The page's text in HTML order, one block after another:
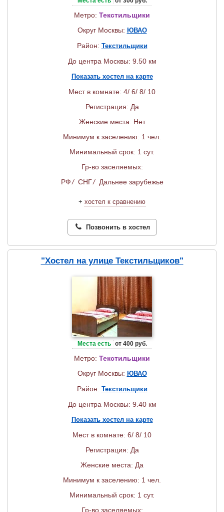
Метро: Текстильщики
Округ Москвы: ЮВАО
Район: Текстильщики
До центра Москвы: 9.50 км
Показать хостел на карте
Мест в комнате: 4/ 6/ 8/ 10
Регистрация: Да
Женские места: Нет
Минимум к заселению: 1 чел.
Минимальный срок: 1 сут.
Гр-во заселяемых:
РФ/ СНГ/ Дальнее зарубежье
+ хостел к сравнению
Позвонить в хостел
"Хостел на улице Текстильщиков"
Места есть от 400 руб.
Метро: Текстильщики
Округ Москвы: ЮВАО
Район: Текстильщики
До центра Москвы: 9.40 км
Показать хостел на карте
Мест в комнате: 6/ 8/ 10
Регистрация: Да
Женские места: Да
Минимум к заселению: 1 чел.
Минимальный срок: 1 сут.
Гр-во заселяемых: